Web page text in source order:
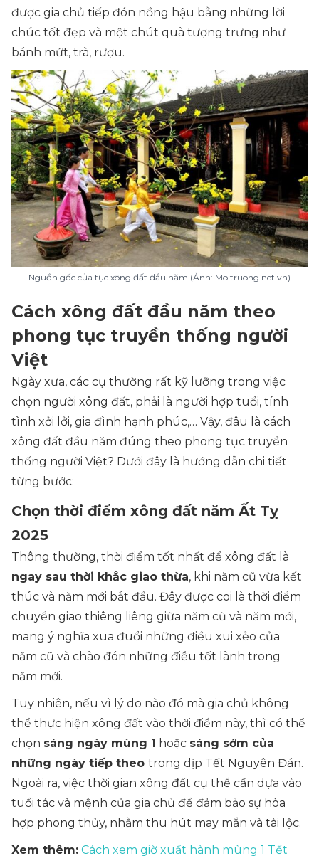
được gia chủ tiếp đón nồng hậu bằng những lời
chúc tốt đẹp và một chút quà tượng trưng như
bánh mứt, trà, rượu.
Nguồn gốc của tục xông đất đầu năm (Ảnh: Moitruong.net.vn)
Cách xông đất đầu năm theo
phong tục truyền thống người
Việt
Ngày xưa, các cụ thường rất kỹ lưỡng trong việc
chọn người xông đất, phải là người hợp tuổi, tính
tình xởi lởi, gia đình hạnh phúc,… Vậy, đâu là cách
xông đất đầu năm đúng theo phong tục truyền
thống người Việt? Dưới đây là hướng dẫn chi tiết
từng bước:
Chọn thời điểm xông đất năm Ất Tỵ
2025
Thông thường, thời điểm tốt nhất để xông đất là
ngay sau thời khắc giao thừa, khi năm cũ vừa kết
thúc và năm mới bắt đầu. Đây được coi là thời điểm
chuyển giao thiêng liêng giữa năm cũ và năm mới,
mang ý nghĩa xua đuổi những điều xui xẻo của
năm cũ và chào đón những điều tốt lành trong
năm mới.
Tuy nhiên, nếu vì lý do nào đó mà gia chủ không
thể thực hiện xông đất vào thời điểm này, thì có thể
chọn sáng ngày mùng 1 hoặc sáng sớm của
những ngày tiếp theo trong dịp Tết Nguyên Đán.
Ngoài ra, việc thời gian xông đất cụ thể cần dựa vào
tuổi tác và mệnh của gia chủ để đảm bảo sự hòa
hợp phong thủy, nhằm thu hút may mắn và tài lộc.
Xem thêm: Cách xem giờ xuất hành mùng 1 Tết